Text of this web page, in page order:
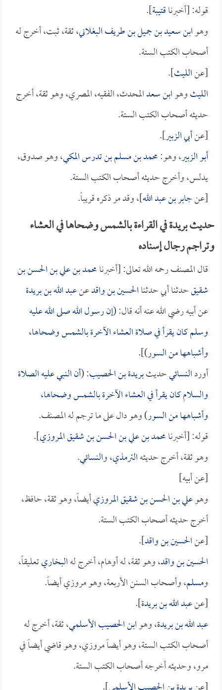
قوله: [أخبرناقتيبة].
وهوابن سعيد بن جميل بن طريف البغلاني، ثقة، ثبت، أخرج له
أصحاب الكتب الستة.
[عنالليث].
الليثوهوابن سعدالمحدث، الفقيه، المصري، وهو ثقة، أخرج
حديثه أصحاب الكتب الستة.
[عنأبي الزبير].
أبو الزبير، وهو:محمد بن مسلم بن تدرس المكي، وهو صدوق،
يدلس، وأخرج حديثه أصحاب الكتب الستة.
[عنجابر بن عبد الله]، وقد مر ذكره قريباً.
حديث بريدة في القراءة بالشمس وضحاها في العشاء
وتراجم رجال إسناده
قال المصنف رحمه الله تعالى: [أخبرنامحمد بن علي بن الحسن بن
شقيقحدثنا أبي حدثناالحسين بن واقدعنعبد الله بن بريدة
عن أبيه رضي الله عنه أنه قال: (إن رسول الله صلى الله عليه
وسلم كان يقرأ في صلاة العشاء الآخرة بالشمس وضحاها،
وأشباهها من السور)].
أوردالنسائيحديثبريدة بن الحصيب: (أن النبي عليه الصلاة
والسلام كان يقرأ في العشاء الآخرة بالشمس وضحاها،
وأشباهها من السور) وهو دال على ما ترجم له المصنف.
قوله: [أخبرنامحمد بن علي بن الحسن بن شقيق المروزي].
وهو ثقة، أخرج حديثهالترمذي، والنسائي.
[عن أبيه]
وهوعلي بن الحسن بن شقيق المروزيأيضاً، وهو ثقة، حافظ،
أخرج حديثه أصحاب الكتب الستة.
[عنالحسين بن واقد].
الحسين بن واقد، وهو ثقة، له أوهام، أخرج لهالبخاريتعليقاً،
ومسلم، وأصحاب السنن الأربعة، وهو مروزي أيضاً.
[عنعبد الله بن بريدة].
عبد الله بن بريدة، وهوابن الحصيب الأسلمي، ثقة، أخرج له
أصحاب الكتب الستة، وهو أيضاً مروزي، وهو قاضي أيضاً في
مرو، وحديثه أخرجه أصحاب الكتب الستة.